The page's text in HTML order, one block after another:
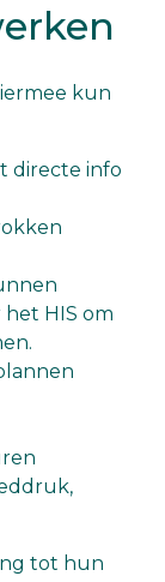
kun
directe info
HIS om
tot hun